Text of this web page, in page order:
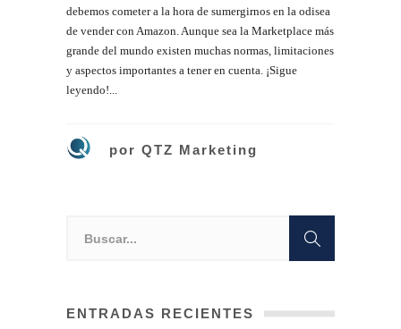
debemos cometer a la hora de sumergirnos en la odisea
de vender con Amazon. Aunque sea la Marketplace más
grande del mundo existen muchas normas, limitaciones
y aspectos importantes a tener en cuenta. ¡Sigue
leyendo!...
por QTZ Marketing
ENTRADAS RECIENTES